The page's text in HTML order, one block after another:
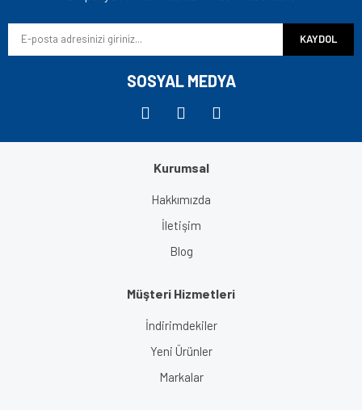
Ürün fiyatı diğer sitelerden daha pahalı.
KAYDOL
SOSYAL MEDYA
Kurumsal
Hakkımızda
İletişim
Blog
Müşteri Hizmetleri
İndirimdekiler
Yeni Ürünler
Markalar